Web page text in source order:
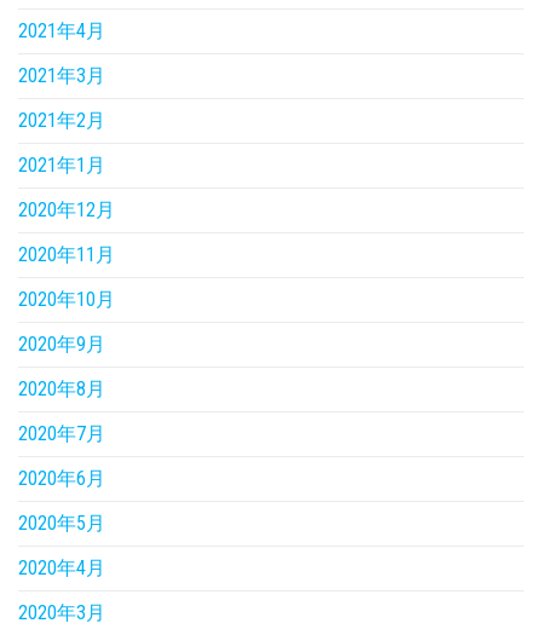
2021年4月
2021年3月
2021年2月
2021年1月
2020年12月
2020年11月
2020年10月
2020年9月
2020年8月
2020年7月
2020年6月
2020年5月
2020年4月
2020年3月